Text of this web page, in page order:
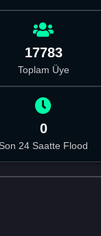
17783
Toplam Üye
0
Son 24 Saatte Flood